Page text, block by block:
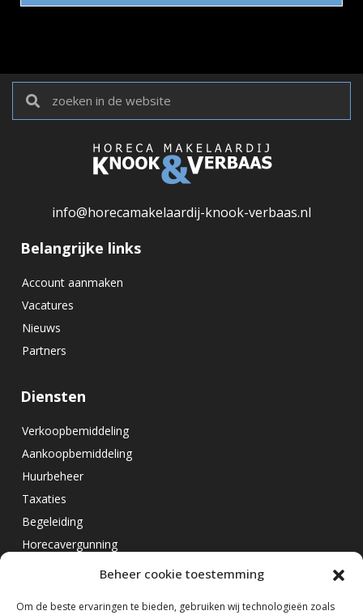
Beheer cookie toestemming
Om de beste ervaringen te bieden, gebruiken wij technologieën zoals
info@horecamakelaardij-knook-verbaas.nl
Belangrijke links
Account aanmaken
Vacatures
Nieuws
Partners
Diensten
Verkoopbemiddeling
Aankoopbemiddeling
Huurbeheer
Taxaties
Begeleiding
Horecavergunning